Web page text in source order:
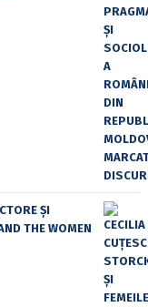
ŞI
THE WOMEN